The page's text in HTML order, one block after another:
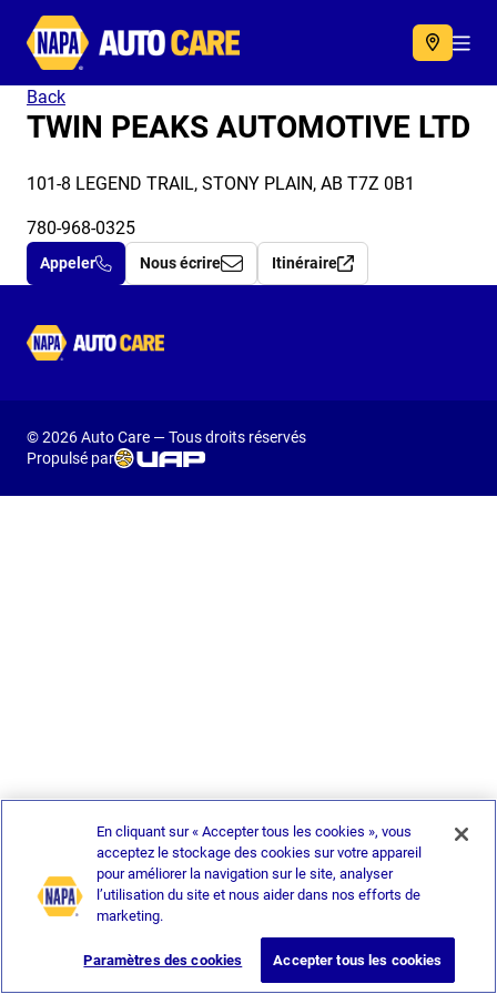
Autocare
Back
TWIN PEAKS AUTOMOTIVE LTD
101-8 LEGEND TRAIL, STONY PLAIN, AB T7Z 0B1
780-968-0325
Appeler Nous écrire Itinéraire
Autocare
© 2026 Auto Care — Tous droits réservés
Propulsé par
En cliquant sur « Accepter tous les cookies », vous
acceptez le stockage des cookies sur votre appareil
pour améliorer la navigation sur le site, analyser
l’utilisation du site et nous aider dans nos efforts de
marketing.
Paramètres des cookies Accepter tous les cookies